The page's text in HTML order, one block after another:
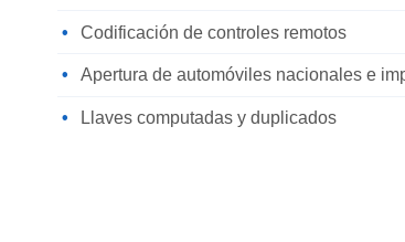
Codificación de controles remotos
Apertura de automóviles nacionales e
Llaves computadas y duplicados